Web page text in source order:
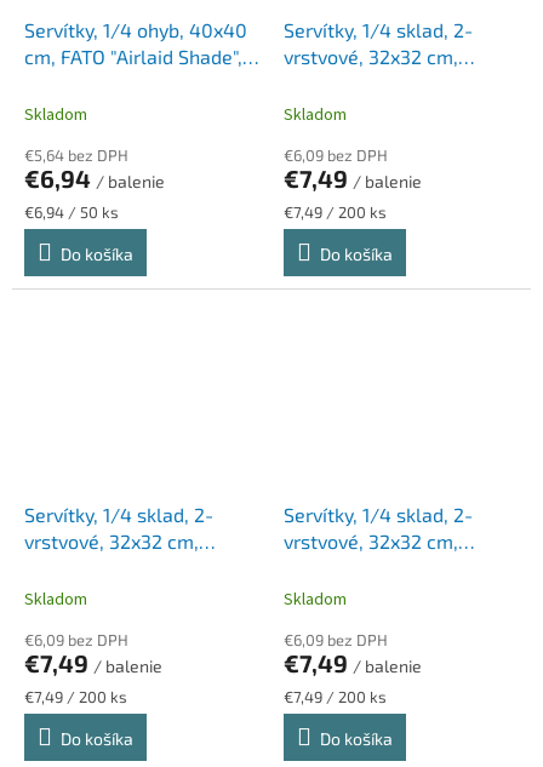
Servítky, 1/4 ohyb, 40x40
cm, FATO "Airlaid Shade",
Skladom
€5,64 bez DPH
€6,94 / balenie
Jednotková
cena:
€6,94 / 50 ks
Do košíka
Servítky, 1/4 sklad, 2-
vrstvové, 32x32 cm,
bordová
Skladom
€6,09 bez DPH
€7,49 / balenie
Jednotková
cena:
€7,49 / 200 ks
Do košíka
Servítky, 1/4 sklad, 2-
vrstvové, 32x32 cm,
červená
Skladom
€6,09 bez DPH
€7,49 / balenie
Jednotková
cena:
€7,49 / 200 ks
Do košíka
Servítky, 1/4 sklad, 2-
vrstvové, 32x32 cm,
tmavozelená
Skladom
€6,09 bez DPH
€7,49 / balenie
Jednotková
cena:
€7,49 / 200 ks
Do košíka